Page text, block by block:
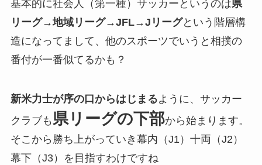
基本的に社会人（第一種）サッカーというのは県
リーグ→地域リーグ→JFL→Jリーグという階層構
造になってまして、他のスポーツでいうと相撲の
番付が一番似てるかも？
新米力士が序の口からはじまるように、サッカー
クラブも県リーグの下部から始まります。
そこから勝ち上がっていき幕内（J1）十両（J2）
幕下（J3）を目指すわけですね